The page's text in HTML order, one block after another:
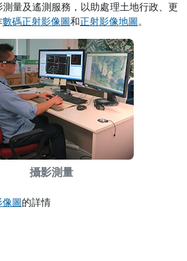
量及遙測服務，以助處理土地行政、更
數碼正射影像圖和正射影像地圖。
攝影測量
圖的詳情